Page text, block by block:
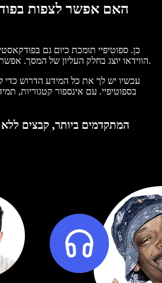
האם אפשר לצפות
כן. ספוטיפיי תומכת כיום גם
הווידאו יוצג בחלק העליון של המסך. אפשר להרחיב למסך מלא בלחיצה.
עכשיו יש לך את כל המידע הדרוש כדי
בספוטיפיי. עם אינספור קטגוריות,